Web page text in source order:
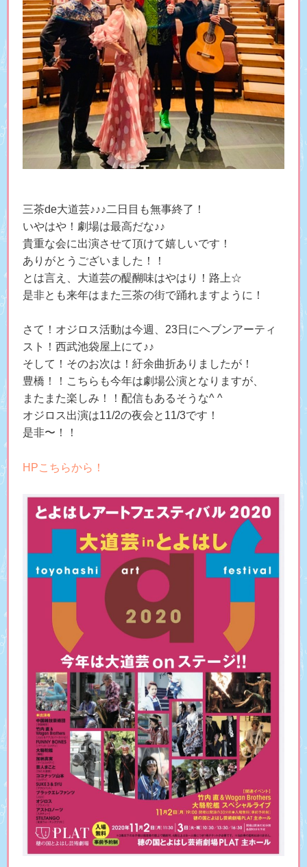
三茶de大道芸♪♪♪二日目も無事終了！
いやはや！劇場は最高だな♪♪
貴重な会に出演させて頂けて嬉しいです！
ありがとうございました！！
とは言え、大道芸の醍醐味はやはり！路上☆
是非とも来年はまた三茶の街で踊れますように！
さて！オジロス活動は今週、23日にヘブンアーティ
スト！西武池袋屋上にて♪♪
そして！そのお次は！紆余曲折ありましたが！
豊橋！！こちらも今年は劇場公演となりますが、
またまた楽しみ！！配信もあるそうな^ ^
オジロス出演は11/2の夜会と11/3です！
是非〜！！
HPこちらから！